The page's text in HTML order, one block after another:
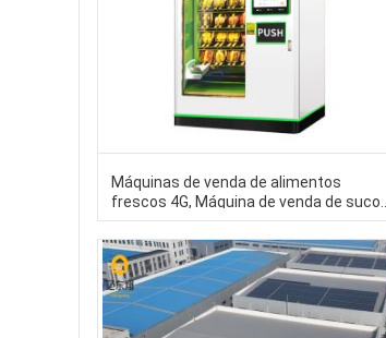
Máquinas de venda de alimentos
frescos 4G, Máquina de venda de suco
de laranja fresco 60HZ DEX